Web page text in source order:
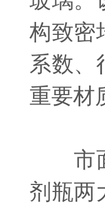
构致密
系数、
重要材
市面
剂瓶两